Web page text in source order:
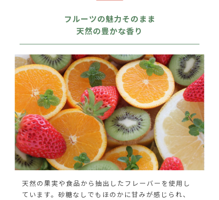
フルーツの魅力そのまま
天然の豊かな香り
天然の果実や食品から抽出したフレーバーを使用し
ています。砂糖なしでもほのかに甘みが感じられ、